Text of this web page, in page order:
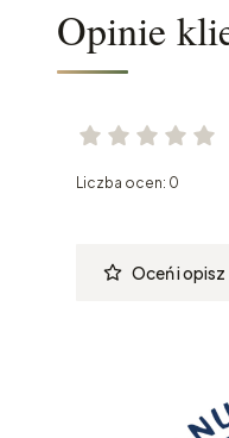
Opinie
Liczba ocen: 0
Oceń i opisz